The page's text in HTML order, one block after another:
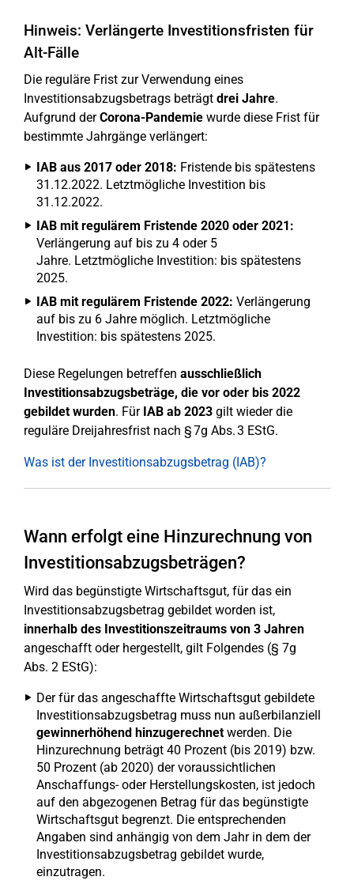
Hinweis: Verlängerte Investitionsfristen für
Alt-Fälle
Die reguläre Frist zur Verwendung eines
Investitionsabzugsbetrags beträgt drei Jahre.
Aufgrund derCorona-Pandemie wurde diese Frist für
bestimmte Jahrgänge verlängert:
IAB aus 2017 oder 2018: Fristende bis spätestens
31.12.2022. Letztmögliche Investition bis
31.12.2022.
IAB mit regulärem Fristende 2020 oder 2021:
Verlängerung auf bis zu 4 oder 5
Jahre. Letztmögliche Investition: bis spätestens
2025.
IAB mit regulärem Fristende 2022: Verlängerung
auf bis zu 6 Jahre möglich. Letztmögliche
Investition: bis spätestens 2025.
Diese Regelungen betreffen ausschließlich
Investitionsabzugsbeträge, die vor oder bis 2022
gebildet wurden. Für IAB ab 2023 gilt wieder die
reguläre Dreijahresfrist nach § 7g Abs. 3 EStG.
Was ist der Investitionsabzugsbetrag (IAB)?
Wann erfolgt eine Hinzurechnung von
Investitionsabzugsbeträgen?
Wird das begünstigte Wirtschaftsgut, für das ein
Investitionsabzugsbetrag gebildet worden ist,
innerhalb des Investitionszeitraums von 3 Jahren
angeschafft oder hergestellt, gilt Folgendes (§ 7g
Abs. 2 EStG):
Der für das angeschaffte Wirtschaftsgut gebildete
Investitionsabzugsbetrag muss nun außerbilanziell
gewinnerhöhend hinzugerechnetwerden. Die
Hinzurechnung beträgt 40 Prozent (bis 2019) bzw.
50 Prozent (ab 2020) der voraussichtlichen
Anschaffungs- oder Herstellungskosten, ist jedoch
auf den abgezogenen Betrag für das begünstigte
Wirtschaftsgut begrenzt. Die entsprechenden
Angaben sind anhängig von dem Jahr in dem der
Investitionsabzugsbetrag gebildet wurde,
einzutragen.